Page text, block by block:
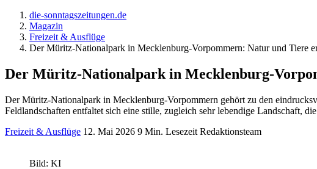
die-sonntagszeitungen.de
Magazin
Freizeit & Ausflüge
Der Müritz-Nationalpark in Mecklenburg-Vorpommern: Natur und Tiere
Der Müritz-Nationalpark in Mecklenburg-
Der Müritz-Nationalpark in Mecklenburg-Vorpommern gehört zu den
Feldlandschaften entfaltet sich eine stille, zugleich sehr lebendige Landschaft,
Freizeit & Ausflüge 12. Mai 2026 9 Min. Lesezeit Redaktionsteam
Bild: KI